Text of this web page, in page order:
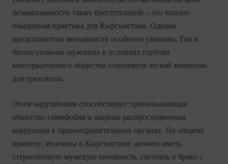
безнаказанности таких преступлений – это вполне
обыденная практика для Кыргызстана. Однако
представители меньшинств особенно уязвимы. Геи и
бисексуальные мужчины в условиях глубоко
консервативного общества становятся легкой мишенью
для произвола.
Этим нарушениям способствуют пронизывающая
общество гомофобия и широко распространенная
коррупция в правоохранительных органах. По общему
правилу, мужчина в Кыргызстане должен иметь
стереотипную мужскую внешность, состоять в браке с